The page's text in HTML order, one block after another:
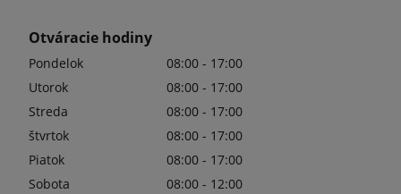
Otváracie hodiny
Pondelok
08:00 - 17:00
Utorok
08:00 - 17:00
Streda
08:00 - 17:00
štvrtok
08:00 - 17:00
Piatok
08:00 - 17:00
Sobota
08:00 - 12:00